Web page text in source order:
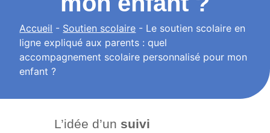
Accueil - Soutien scolaire - Le soutien scolaire en
ligne expliqué aux parents : quel
accompagnement scolaire personnalisé pour mon
enfant ?
L’idée d’un suivi